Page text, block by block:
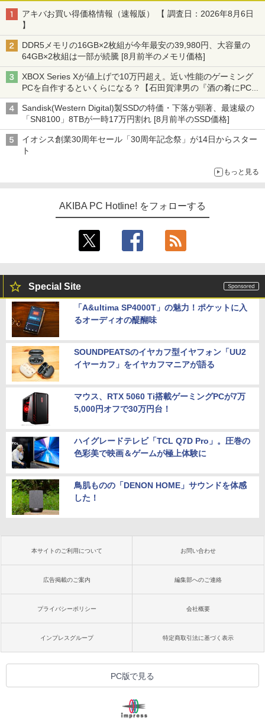
アキバお買い得価格情報（速報版） 【 調査日：2026年8月6日
】
DDR5メモリの16GB×2枚組が今年最安の39,980円、大容量の
64GB×2枚組は一部が続騰 [8月前半のメモリ価格]
XBOX Series Xが値上げで10万円超え。近い性能のゲーミング
PCを自作するといくらになる？【石田賀津男の『酒の肴にPCゲ
ーム』】
Sandisk(Western Digital)製SSDの特価・下落が顕著、最速級の
「SN8100」8TBが一時17万円割れ [8月前半のSSD価格]
イオシス創業30周年セール「30周年記念祭」が14日からスター
ト
もっと見る
AKIBA PC Hotline! をフォローする
Special Site
「A&ultima SP4000T」の魅力！ポケットに入
るオーディオの醍醐味
SOUNDPEATSのイヤカフ型イヤフォン「UU2
イヤーカフ」をイヤカフマニアが語る
マウス、RTX 5060 Ti搭載ゲーミングPCが7万
5,000円オフで30万円台！
ハイグレードテレビ「TCL Q7D Pro」。圧巻の
色彩美で映画＆ゲームが極上体験に
鳥肌ものの「DENON HOME」サウンドを体感
した！
本サイトのご利用について お問い合わせ
広告掲載のご案内 編集部へのご連絡
プライバシーポリシー 会社概要
インプレスグループ 特定商取引法に基づく表示
PC版で見る